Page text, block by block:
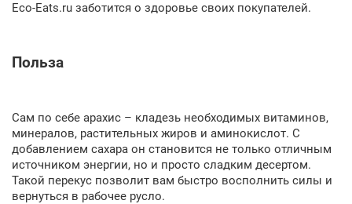
Eco-Eats.ru заботится о здоровье своих покупателей.
Польза
Сам по себе арахис – кладезь необходимых витаминов,
минералов, растительных жиров и аминокислот. С
добавлением сахара он становится не только отличным
источником энергии, но и просто сладким десертом.
Такой перекус позволит вам быстро восполнить силы и
вернуться в рабочее русло.